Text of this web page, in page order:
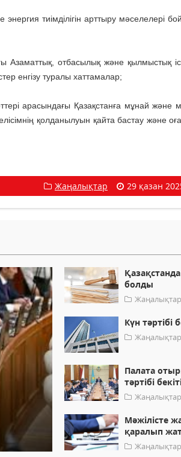
тиімділігін арттыру мәселелері
отбасылық және қылмыстық
енгізу туралы хаттамалар;
арасындағы Қазақстанға мұнай және
қолданылуын қайта бастау және
Жаңалықтар 29 қазан
болды
Жаңалықтар
Күн тәртібі
Жаңалықтар
Палата
тәртібі
Жаңалықтар
Мәжілісте
қаралып
Жаңалықтар